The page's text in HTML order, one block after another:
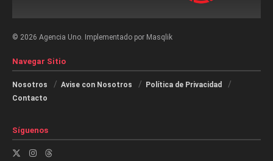
© 2026 Agencia Uno. Implementado por Masqlik
Navegar Sitio
Nosotros Avise con Nosotros
Política de Privacidad
Contacto
Síguenos